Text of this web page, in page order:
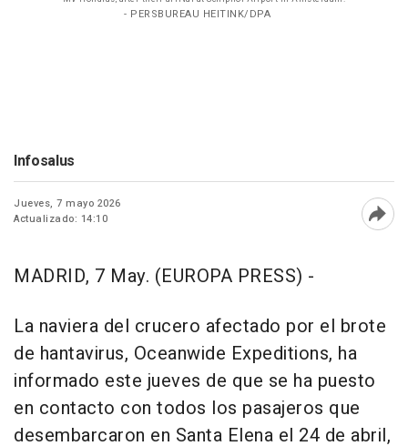
- PERSBUREAU HEITINK/DPA
Infosalus
Jueves, 7 mayo 2026
Actualizado: 14:10
MADRID, 7 May. (EUROPA PRESS) -
La naviera del crucero afectado por el brote
de hantavirus, Oceanwide Expeditions, ha
informado este jueves de que se ha puesto
en contacto con todos los pasajeros que
desembarcaron en Santa Elena el 24 de abril,